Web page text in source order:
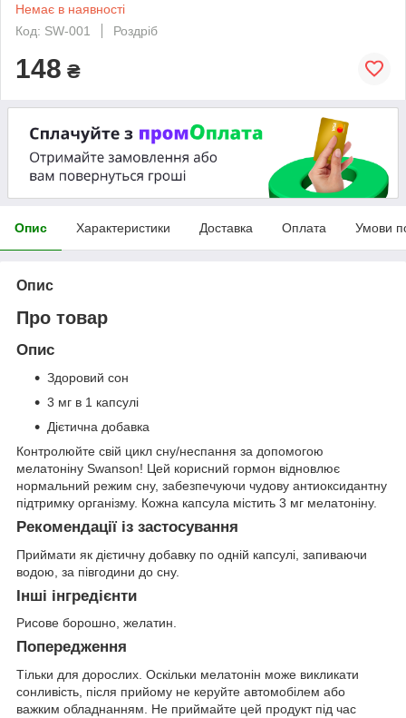
Немає в наявності
Код: SW-001
Роздріб
148 ₴
Опис Характеристики Доставка Оплата Умови
Опис
Про товар
Опис
Здоровий сон
3 мг в 1 капсулі
Дієтична добавка
Контролюйте свій цикл сну/неспання за допомогою
мелатоніну Swanson! Цей корисний гормон відновлює
нормальний режим сну, забезпечуючи чудову антиоксидантну
підтримку організму. Кожна капсула містить 3 мг мелатоніну.
Рекомендації із застосування
Приймати як дієтичну добавку по одній капсулі, запиваючи
водою, за півгодини до сну.
Інші інгредієнти
Рисове борошно, желатин.
Попередження
Тільки для дорослих. Оскільки мелатонін може викликати
сонливість, після прийому не керуйте автомобілем або
важким обладнанням. Не приймайте цей продукт під час